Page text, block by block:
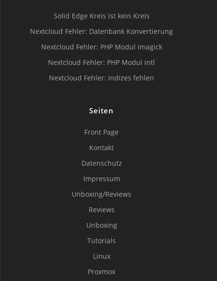
Solid Edge Kreis ist kein Kreis
Nextcloud Fehler: Datenbank Konvertierung
Nextcloud Fehler: PHP Modul imagick
Nextcloud Fehler: PHP Modul intl
Nextcloud Fehler: Indizes fehlen
Seiten
Front Page
Kontakt
Datenschutz
Impressum
Unboxing/Reviews
Reviews
Unboxing
Tutorials
Linux
Proxmox